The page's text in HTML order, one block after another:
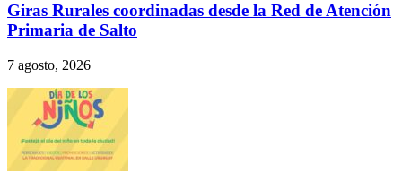
Giras Rurales coordinadas desde la Red de Atención
Primaria de Salto
7 agosto, 2026